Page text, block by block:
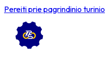
Pereiti prie pagrindinio turinio